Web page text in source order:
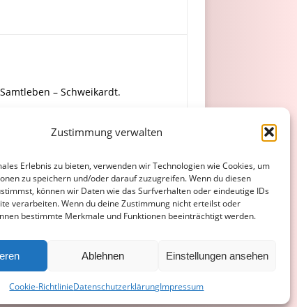
Zustimmung verwalten
Erlebnis zu bieten, verwenden wir Technologien wie Cookies, um
zu speichern und/oder darauf zuzugreifen. Wenn du diesen
können wir Daten wie das Surfverhalten oder eindeutige IDs
verarbeiten. Wenn du deine Zustimmung nicht erteilst oder
bestimmte Merkmale und Funktionen beeinträchtigt werden.
Ablehnen Einstellungen ansehen
Cookie-RichtlinieDatenschutzerklärungImpressum
– Schweikardt.
– Bülbül, A. Aslan.
COOKIE-RICHTLINIE (EU)